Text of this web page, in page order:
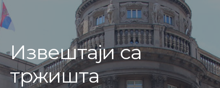
Извештаји са
тржишта